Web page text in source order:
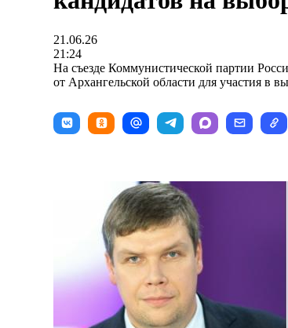
21.06.26
21:24
На съезде Коммунистической партии
от Архангельской области для участия в